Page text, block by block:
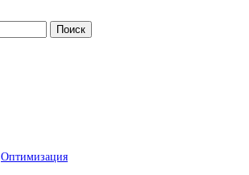
Оптимизация